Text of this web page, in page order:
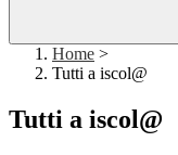
Home >
Tutti a iscol@
Tutti a iscol@